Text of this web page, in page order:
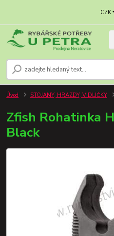
CZK
Úvod STOJANY, HRAZDY, VIDLIČKY
Zfish Rohatinka
Black